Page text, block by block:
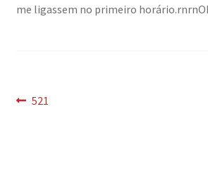
0500
me ligassem no primeiro
Navegação
Post
521